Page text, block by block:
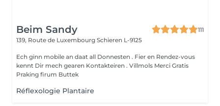
Beim Sandy
111
139, Route de Luxembourg Schieren L-9125
Ech ginn mobile an daat all Donnesten . Fier en Rendez-vous
kennt Dir mech gearen Kontakteiren . Villmols Merci Gratis
Praking firum Buttek
Réflexologie Plantaire